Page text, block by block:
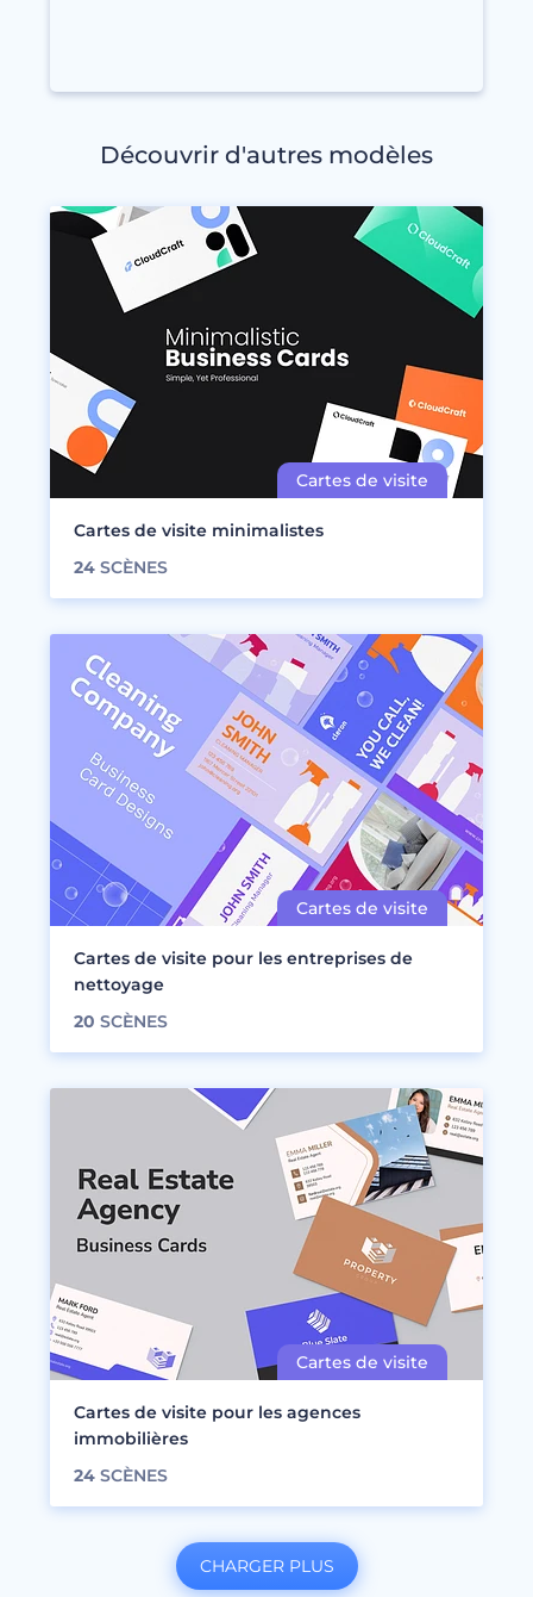
Découvrir d'autres modèles
Cartes de visite minimalistes
24 SCÈNES
Cartes de visite pour les entreprises de
nettoyage
20 SCÈNES
Cartes de visite pour les agences
immobilières
24 SCÈNES
CHARGER PLUS